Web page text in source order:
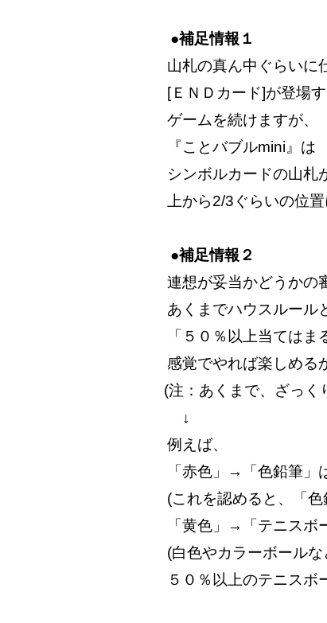
●補足情報１
山札の真ん中ぐらいに
[ＥＮＤカード]が登場
ゲームを続けますが、
『ことバブルmini』は
シンボルカードの山札
上から2/3ぐらいの位
●補足情報２
連想が妥当かどうかの
あくまでハウスルール
「５０％以上当ては
感覚でやれば楽しめる
(注：あくまで、ざっく
↓
例えば、
「赤色」→「色鉛筆」
(これを認めると、「
「黄色」→「テニスボ
(白色やカラーボール
５０％以上のテニスボ